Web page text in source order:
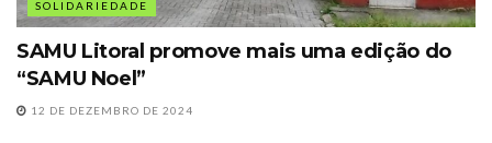
SOLIDARIEDADE
SAMU Litoral promove mais uma edição do
“SAMU Noel”
12 DE DEZEMBRO DE 2024